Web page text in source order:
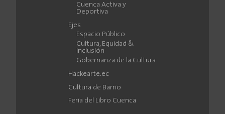
Cuenca Activa y
Deportiva
Ejes
Espacio Público
Cultura, Equidad &
Inclusión
Gobernanza de la Cultura
Hackearte.ec
Cultura de Barrio
Feria del Libro Cuenca